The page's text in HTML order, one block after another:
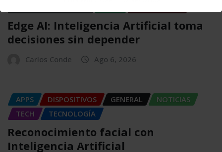
Edge AI: Inteligencia Artificial toma
decisiones sin depender
Carlos Conde Ago 6, 2026
APPS DISPOSITIVOS GENERAL
NOTICIAS
TECH
TECNOLOGÍA
Reconocimiento facial con
Inteligencia Artificial